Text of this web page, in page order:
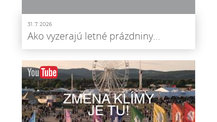
31. 7. 2026
Ako vyzerajú letné prázdniny...